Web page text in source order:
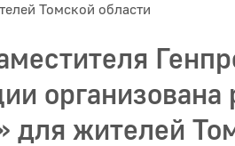
Томской области
организована
для жителей